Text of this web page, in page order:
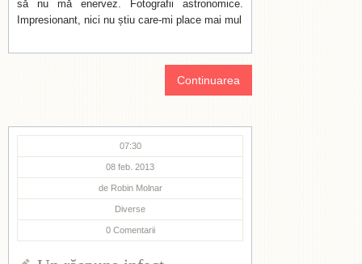
să nu mă enervez. Fotografii astronomice.
Impresionant, nici nu știu care-mi place mai mul
Continuarea
07:30
08 feb. 2013
de Robin Molnar
Diverse
0 Comentarii